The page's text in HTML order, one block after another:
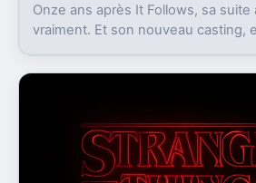
Onze ans après It Follows, sa suite
vraiment. Et son nouveau casting,